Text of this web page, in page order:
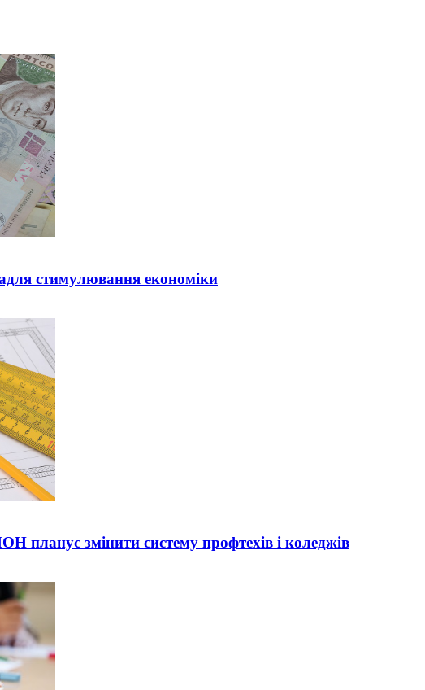
стимулювання економіки
планує змінити систему профтехів і коледжів